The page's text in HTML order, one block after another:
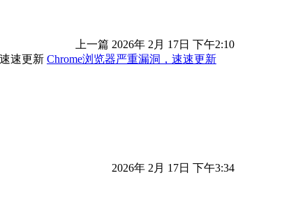
上一篇 2026年 2月 17日 下午2:10
Chrome浏览器严重漏洞，速速更新
2026年 2月 17日 下午3:34